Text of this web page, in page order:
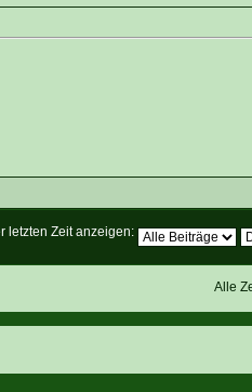
letzten Zeit anzeigen:
Alle